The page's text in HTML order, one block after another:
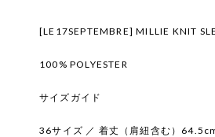
[LE17SEPTEMBRE] MILLIE KNIT
100% POLYESTER
サイズガイド
36サイズ ／ 着丈（肩紐含む）